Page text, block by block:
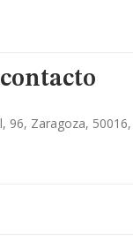
96, Zaragoza,